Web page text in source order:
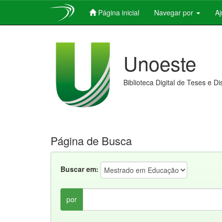
Página inicial Navegar por
Unoeste
Biblioteca Digital de Teses e
Página de Busca
Buscar em:
por